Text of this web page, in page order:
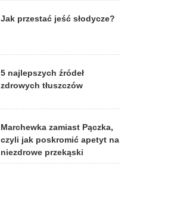
Jak przestać jeść słodycze?
5 najlepszych źródeł
zdrowych tłuszczów
Marchewka zamiast Pączka,
czyli jak poskromić apetyt na
niezdrowe przekąski